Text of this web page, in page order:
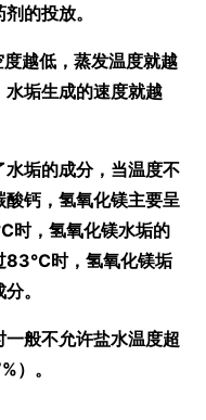
的投放。
越低，蒸发温度就越
垢生成的速度就越
垢的成分，当温度不
钙，氢氧化镁主要呈
时，氢氧化镁水垢的
83℃时，氢氧化镁垢
。
般不允许盐水温度超
） 。